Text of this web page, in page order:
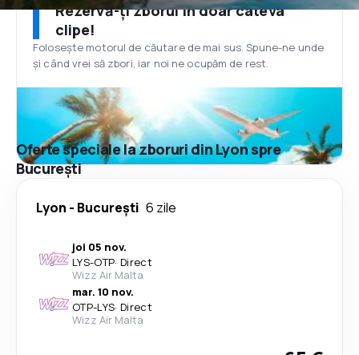
Rezervă-ți zborul în doar câteva
clipe!
Folosește motorul de căutare de mai sus. Spune-ne unde
și când vrei să zbori, iar noi ne ocupăm de rest.
Oferte speciale la zboruri din Lyon spre
București
Lyon - București 6 zile
joi 05 nov.
LYS-OTP· Direct
Wizz Air Malta
mar. 10 nov.
OTP-LYS· Direct
Wizz Air Malta